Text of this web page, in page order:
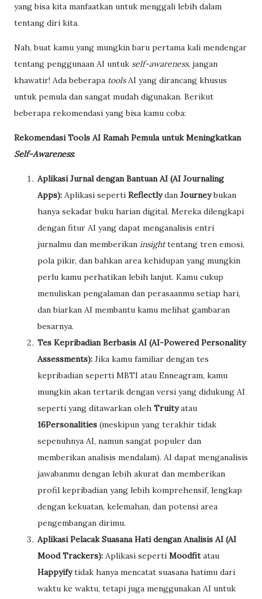
yang bisa kita manfaatkan untuk menggali lebih dalam
tentang diri kita.
Nah, buat kamu yang mungkin baru pertama kali mendengar
tentang penggunaan AI untuk self-awareness, jangan
khawatir! Ada beberapa toolsAI yang dirancang khusus
untuk pemula dan sangat mudah digunakan. Berikut
beberapa rekomendasi yang bisa kamu coba:
Rekomendasi Tools AI Ramah Pemula untuk Meningkatkan
Self-Awareness:
Aplikasi Jurnal dengan Bantuan AI (AI Journaling
Apps): Aplikasi seperti Reflectlydan Journeybukan
hanya sekadar buku harian digital. Mereka dilengkapi
dengan fitur AI yang dapat menganalisis entri
jurnalmu dan memberikan insighttentang tren emosi,
pola pikir, dan bahkan area kehidupan yang mungkin
perlu kamu perhatikan lebih lanjut. Kamu cukup
menuliskan pengalaman dan perasaanmu setiap hari,
dan biarkan AI membantu kamu melihat gambaran
besarnya.
Tes Kepribadian Berbasis AI (AI-Powered Personality
Assessments): Jika kamu familiar dengan tes
kepribadian seperti MBTI atau Enneagram, kamu
mungkin akan tertarik dengan versi yang didukung AI
seperti yang ditawarkan oleh Truityatau
16Personalities (meskipun yang terakhir tidak
sepenuhnya AI, namun sangat populer dan
memberikan analisis mendalam). AI dapat menganalisis
jawabanmu dengan lebih akurat dan memberikan
profil kepribadian yang lebih komprehensif, lengkap
dengan kekuatan, kelemahan, dan potensi area
pengembangan dirimu.
Aplikasi Pelacak Suasana Hati dengan Analisis AI (AI
Mood Trackers): Aplikasi seperti Moodfitatau
Happyifytidak hanya mencatat suasana hatimu dari
waktu ke waktu, tetapi juga menggunakan AI untuk